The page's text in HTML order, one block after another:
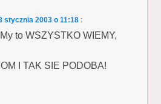
stycznia 2003 o 11:18 :
to WSZYSTKO WIEMY,
I TAK SIE PODOBA!